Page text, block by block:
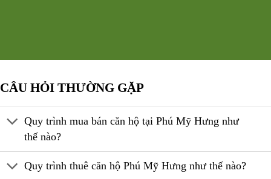
CÂU HỎI THƯỜNG GẶP
Quy trình mua bán căn hộ tại Phú Mỹ Hưng như
thế nào?
Quy trình thuê căn hộ Phú Mỹ Hưng như thế nào?